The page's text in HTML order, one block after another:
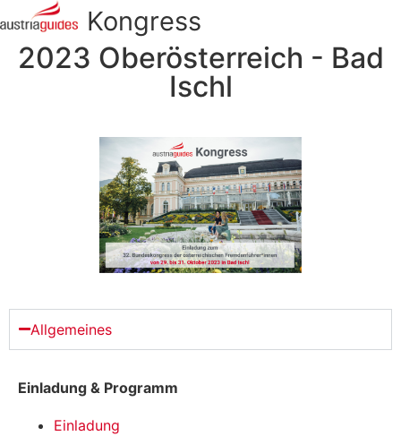
Kongress
2023 Oberösterreich - Bad
Ischl
Allgemeines
Einladung & Programm
Einladung